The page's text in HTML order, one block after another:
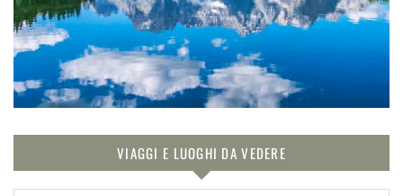
VIAGGI E LUOGHI DA VEDERE